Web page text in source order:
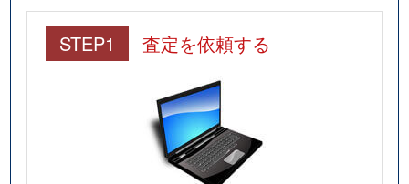
STEP1 査定を依頼する